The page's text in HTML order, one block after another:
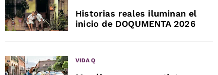
Historias reales iluminan el
inicio de DOQUMENTA 2026
VIDA Q